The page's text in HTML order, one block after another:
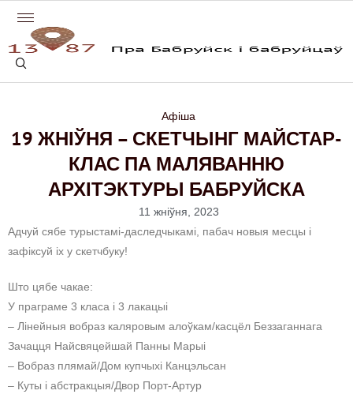
Афіша
19 ЖНІЎНЯ – СКЕТЧЫНГ МАЙСТАР-
КЛАС ПА МАЛЯВАННЮ
АРХІТЭКТУРЫ БАБРУЙСКА
11 жніўня, 2023
Адчуй сябе турыстамі-даследчыкамі, пабач новыя месцы і
зафіксуй іх у скетчбуку!
Што цябе чакае:
У праграме 3 класа і 3 лакацыі
– Лінейныя вобраз каляровым алоўкам/касцёл Беззаганнага
Зачацця Найсвяцейшай Панны Марыі
– Вобраз плямай/Дом купчыхі Канцэльсан
– Куты і абстракцыя/Двор Порт-Артур